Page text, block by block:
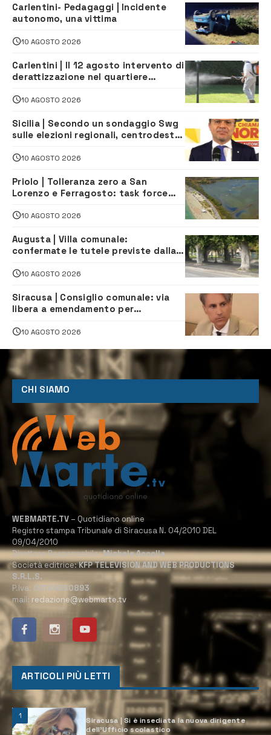
Carlentini- Pedagaggi | Incidente
autonomo, una vittima
10 AGOSTO 2026
Carlentini | Il 12 agosto intervento di
derattizzazione nel quartiere
10 AGOSTO 2026
Sicilia | Secondo un sondaggio Swg
sulle elezioni regionali, centrodestra
10 AGOSTO 2026
Priolo | Tolleranza zero a San
Lorenzo e Ferragosto: task force
navette gratuite
10 AGOSTO 2026
Augusta | Villa comunale:
confermate le tutele previste dalla
10 AGOSTO 2026
Siracusa | Consiglio comunale: via
libera a emendamento per
Vermexio e Barresi
10 AGOSTO 2026
CHI SIAMO
WEBMARTE.TV – Quotidiano online
Registro stampa Tribunale di Siracusa N. 04/2010 DEL
09/04/2010
Direttore Responsabile:Michele Accolla
Società editrice:KFP TELEVISION AND WEB PRODUCTIONS
S.R.L.S.
P.Iva: 02184950893
mail: redazione@webmarte.tv
ARTICOLI PIÙ LETTI
1
Siracusa | Si è insediata la nuova dirigente
dell’Ufficio scolastico